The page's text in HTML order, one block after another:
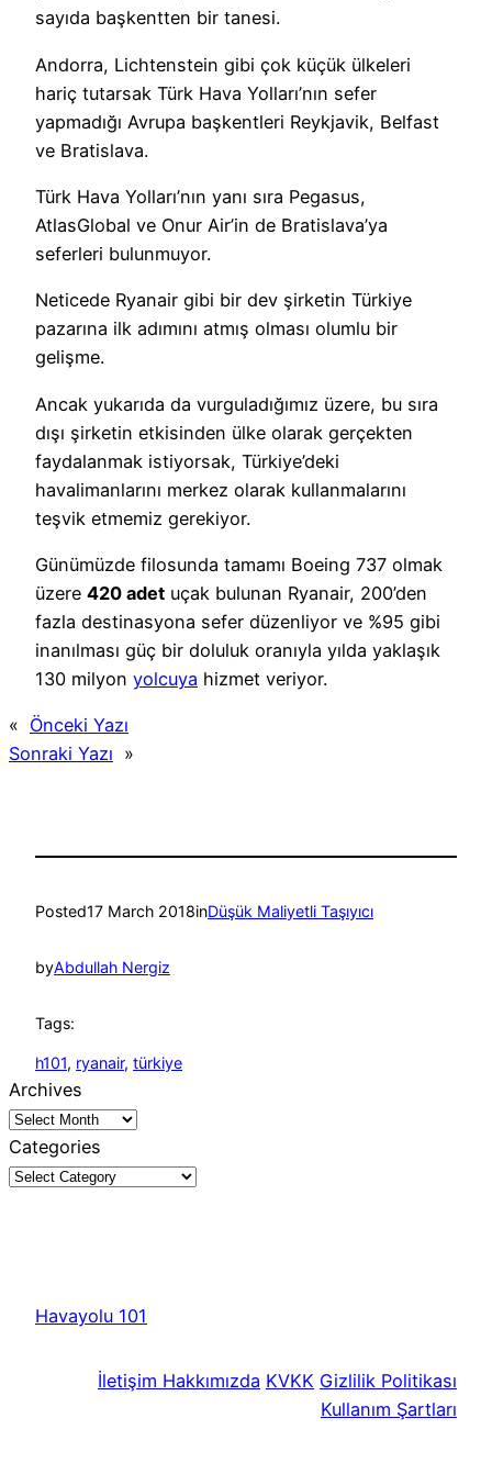
sayıda başkentten bir tanesi.
Andorra, Lichtenstein gibi çok küçük ülkeleri
hariç tutarsak Türk Hava Yolları’nın sefer
yapmadığı Avrupa başkentleri Reykjavik, Belfast
ve Bratislava.
Türk Hava Yolları’nın yanı sıra Pegasus,
AtlasGlobal ve Onur Air’in de Bratislava’ya
seferleri bulunmuyor.
Neticede Ryanair gibi bir dev şirketin Türkiye
pazarına ilk adımını atmış olması olumlu bir
gelişme.
Ancak yukarıda da vurguladığımız üzere, bu sıra
dışı şirketin etkisinden ülke olarak gerçekten
faydalanmak istiyorsak, Türkiye’deki
havalimanlarını merkez olarak kullanmalarını
teşvik etmemiz gerekiyor.
Günümüzde filosunda tamamı Boeing 737 olmak
üzere 420 adet uçak bulunan Ryanair, 200’den
fazla destinasyona sefer düzenliyor ve %95 gibi
inanılması güç bir doluluk oranıyla yılda yaklaşık
130 milyon yolcuya hizmet veriyor.
« Önceki Yazı
Sonraki Yazı »
Posted17 March 2018inDüşük Maliyetli Taşıyıcı
byAbdullah Nergiz
Tags:
h101, ryanair, türkiye
Archives
Categories
Havayolu 101
İletişim Hakkımızda KVKK Gizlilik Politikası
Kullanım Şartları